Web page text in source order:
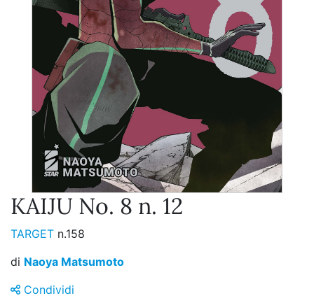
KAIJU No. 8 n. 12
TARGET n.158
di Naoya Matsumoto
Condividi